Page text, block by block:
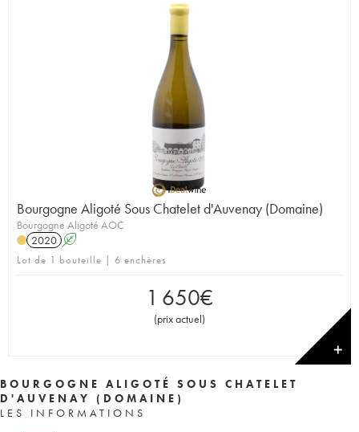
Bourgogne Aligoté Sous Chatelet d'Auvenay (Domaine)
Bourgogne Aligoté AOC
2020 A
Lot de 1 bouteille | 6 enchères
1 650€
(prix actuel)
✕
BOURGOGNE ALIGOTÉ SOUS CHATELET
D'AUVENAY (DOMAINE)
LES INFORMATIONS